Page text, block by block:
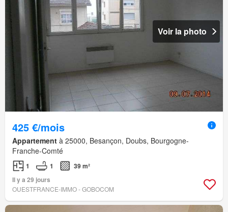
Voir la photo
425 €/mois
Appartement à 25000, Besançon, Doubs, Bourgogne-
Franche-Comté
1 1
39 m²
Il y a 29 jours
OUESTFRANCE-IMMO - GOBOCOM